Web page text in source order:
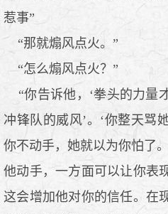
惹事”
“那就煽风点火。”
“怎么煽风点火？”
“你告诉他，‘拳头的力量
冲锋队的威风’。‘你整天骂
你不动手，她就以为你怕了
他动手，一方面可以让你表
这会增加他对你的信任。在